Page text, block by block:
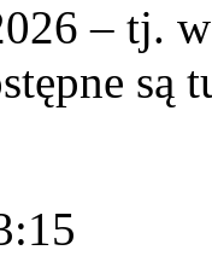
– tj.
są